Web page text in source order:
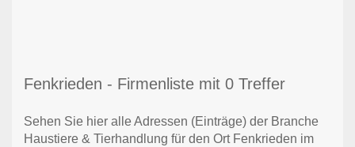
Fenkrieden - Firmenliste mit 0 Treffer
Sehen Sie hier alle Adressen (Einträge) der Branche
Haustiere & Tierhandlung für den Ort Fenkrieden im